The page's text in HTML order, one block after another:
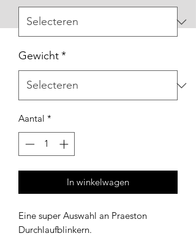
Gewicht*
Aantal *
In winkelwagen
Eine super Auswahl an Praeston
Durchlaufblinkern.